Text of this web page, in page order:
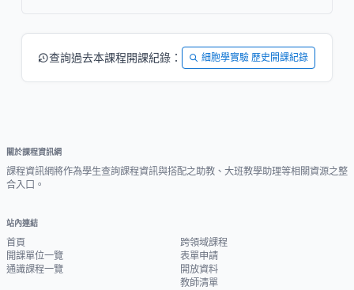
查詢過去本課程開課紀錄： 細胞學實驗 歷史開課紀錄
關於課程資訊網
課程資訊網將作為學生查詢課程資訊與搭配之助教、大班教學助理等相關資源之整
合入口。
站內連結
首頁
開課單位一覽
通識課程一覽
跨領域課程
表單申請
開放資料
教師清單